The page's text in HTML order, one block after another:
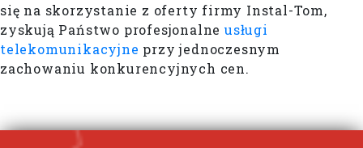
się na skorzystanie z oferty firmy Instal-Tom,
zyskują Państwo profesjonalneusługi
telekomunikacyjne przy jednoczesnym
zachowaniu konkurencyjnych cen.